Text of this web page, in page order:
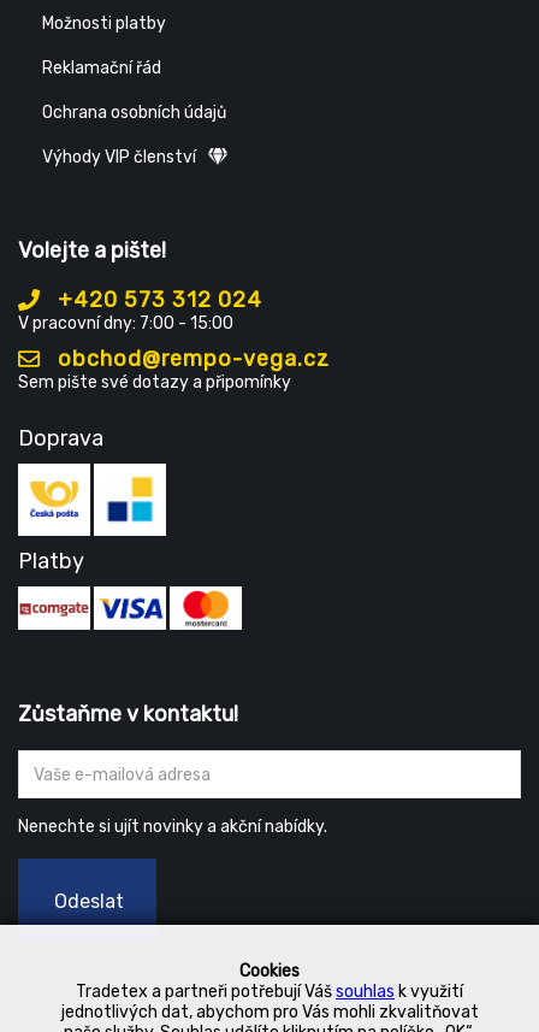
Cookies
Tradetex a partneři potřebují Vášsouhlas k využití
jednotlivých dat, abychom pro Vás mohli zkvalitňovat
Možnosti platby
Reklamační řád
Ochrana osobních údajů
Výhody VIP členství
Volejte a pište!
+420 573 312 024
V pracovní dny: 7:00 - 15:00
obchod@rempo-vega.cz
Sem pište své dotazy a připomínky
Doprava
Platby
Zůstaňme v kontaktu!
Nenechte si ujít novinky a akční nabídky.
Odeslat